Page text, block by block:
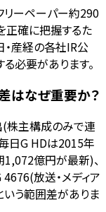
ーペーパー約290
正確に把握するた
産経の各社IR公
必要があります。
はなぜ重要か？
株主構成のみで連
日G HDは2015年
億円が最新)、
放送・メディア
う範囲差がありま